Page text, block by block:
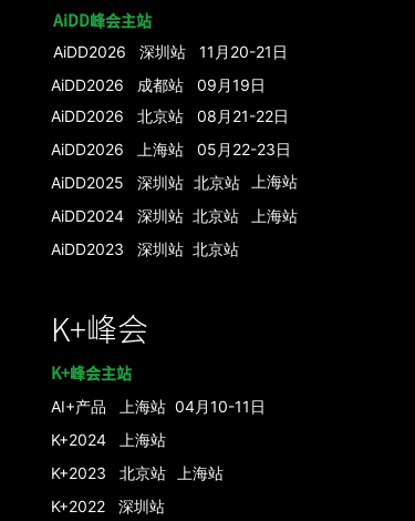
K+峰会
AiDD峰会主站
K+峰会主站
AiDD2026 北京站 08月21-22日
AiDD2026 上海站 05月22-23日
AiDD2025 深圳站
北京站
K+2022 深圳站
上海站
K+2023 北京站
K+2024 上海站
AI+产品 上海站 04月10-11日
AiDD2023 深圳站
上海站
北京站
AiDD2024 深圳站
AiDD2026 深圳站 11月20-21日
北京站 上海站
AiDD2026 成都站 09月19日